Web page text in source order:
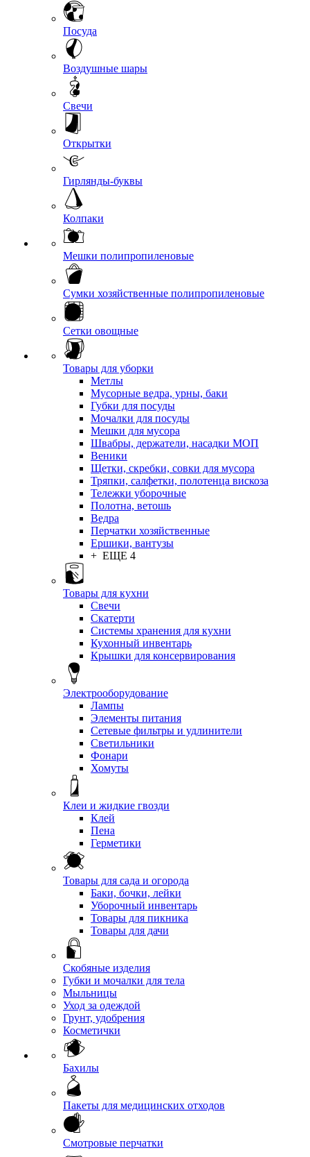
Посуда
Воздушные шары
Свечи
Открытки
Гирлянды-буквы
Колпаки
Мешки полипропиленовые
Сумки хозяйственные полипропиленовые
Сетки овощные
Товары для уборки
Метлы
Мусорные ведра, урны, баки
Губки для посуды
Мочалки для посуды
Мешки для мусора
Швабры, держатели, насадки МОП
Веники
Щетки, скребки, совки для мусора
Тряпки, салфетки, полотенца вискоза
Тележки уборочные
Полотна, ветошь
Ведра
Перчатки хозяйственные
Ершики, вантузы
+ ЕЩЕ 4
Товары для кухни
Свечи
Скатерти
Системы хранения для кухни
Кухонный инвентарь
Крышки для консервирования
Электрооборудование
Лампы
Элементы питания
Сетевые фильтры и удлинители
Светильники
Фонари
Хомуты
Клеи и жидкие гвозди
Клей
Пена
Герметики
Товары для сада и огорода
Баки, бочки, лейки
Уборочный инвентарь
Товары для пикника
Товары для дачи
Скобяные изделия
Губки и мочалки для тела
Мыльницы
Уход за одеждой
Грунт, удобрения
Косметички
Бахилы
Пакеты для медицинских отходов
Смотровые перчатки